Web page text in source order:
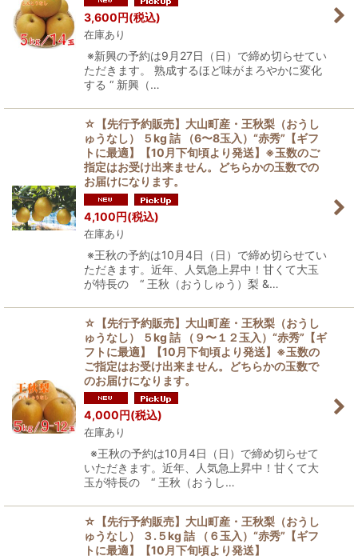
3,600円(税込)
在庫あり
※新興の予約は9月27日（日）で締め切らせてい
ただきます。 熟成するほど味がまろやかに変化
する “ 新興（…
☆【先行予約販売】大山町産・王秋梨（おうし
ゅうなし） ５kg 詰 （6〜8玉入）“赤秀”【ギフ
トに最適】【10月下旬頃より発送】※玉数のご
指定はお受け出来ません。どちらかの玉数での
お届けになります。
4,100円(税込)
在庫あり
※王秋の予約は10月4日（日）で締め切らせてい
ただきます。近年、人気急上昇中！甘くて大玉
が特長の “ 王秋（おうしゅう）梨 &…
☆【先行予約販売】大山町産・王秋梨（おうし
ゅうなし） ５kg 詰 （９〜１２玉入）“赤秀”【ギ
フトに最適】【10月下旬頃より発送】※玉数の
ご指定はお受け出来ません。どちらかの玉数で
のお届けになります。
4,000円(税込)
在庫あり
※王秋の予約は10月4日（日）で締め切らせて
いただきます。近年、人気急上昇中！甘くて大
玉が特長の “ 王秋（おうし…
☆【先行予約販売】大山町産・王秋梨（おうし
ゅうなし） ３.５kg 詰 （６玉入）“赤秀”【ギフ
トに最適】【10月下旬頃より発送】